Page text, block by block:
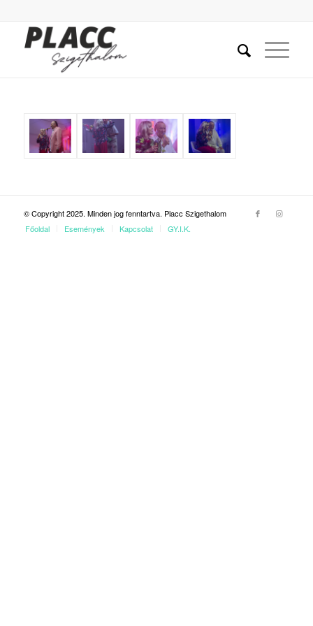
© Copyright 2025. Minden jog fenntartva. Placc Szigethalom
Főoldal
Események Kapcsolat GY.I.K.